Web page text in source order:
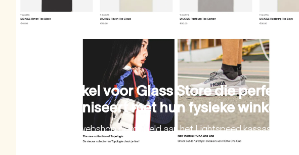
Webwinkel voor Glass Store die perfect
synchroniseert met hun fysieke winkel
Een stijlvolle webshop gekoppeld aan het Lightspeed kassasysteem,
waarbij voorraadbeheer vanzelf gaat.